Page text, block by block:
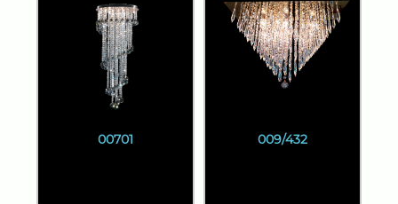
00701 009/432